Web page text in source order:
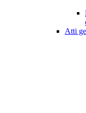
Atti